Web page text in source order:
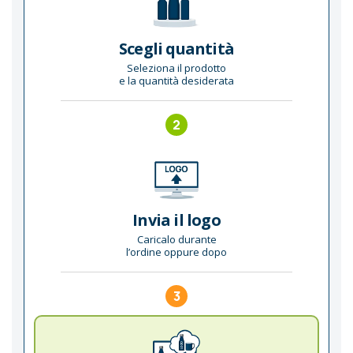
Scegli quantità
Seleziona il prodotto
e la quantità desiderata
2
Invia il logo
Caricalo durante
l’ordine oppure dopo
3